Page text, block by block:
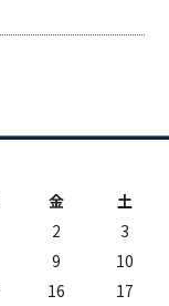
金
土
2
3
9
10
16 17